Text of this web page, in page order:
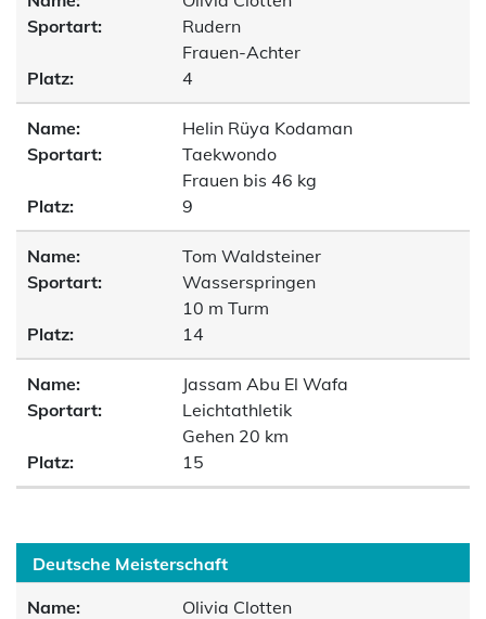
Sportart:
Rudern
Frauen-Achter
Platz:
4
Name:
Helin Rüya Kodaman
Sportart:
Taekwondo
Frauen bis 46 kg
Platz:
9
Name:
Tom Waldsteiner
Sportart:
Wasserspringen
10 m Turm
Platz:
14
Name:
Jassam Abu El Wafa
Sportart:
Leichtathletik
Gehen 20 km
Platz:
15
Deutsche Meisterschaft
Name:
Olivia Clotten